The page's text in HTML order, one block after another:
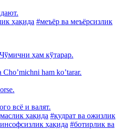
ҳақида #меъёр ва меъёрсизлик
ҳам кўтарар.
ham koʼtarar.
всё и валят.
ҳақида #қудрат ва ожизлик
ҳақида #ботирлик ва